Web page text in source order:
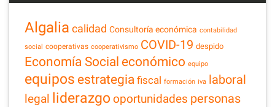
Algalia calidad Consultoría económica contabilidad
social cooperativas cooperativismo COVID-19 despido
Economía Social económico equipo
equipos estrategia fiscal formación iva laboral
legal liderazgo oportunidades personas